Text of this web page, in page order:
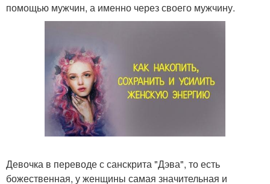
помощью мужчин, а именно через своего мужчину.
Девочка в переводе с санскрита "Дэва", то есть
божественная, у женщины самая значительная и